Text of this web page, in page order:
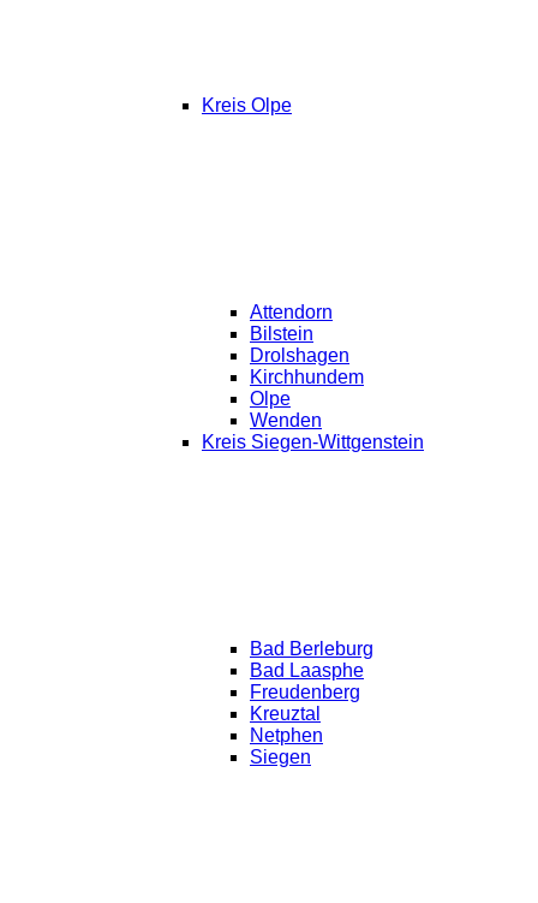
Kreis Olpe
Attendorn
Bilstein
Drolshagen
Kirchhundem
Olpe
Wenden
Kreis Siegen-Wittgenstein
Bad Berleburg
Bad Laasphe
Freudenberg
Kreuztal
Netphen
Siegen